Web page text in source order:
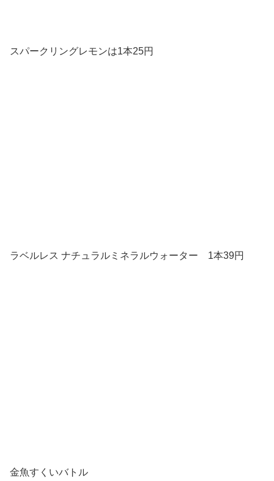
スパークリングレモンは1本25円
ラベルレス ナチュラルミネラルウォーター 1本39円
金魚すくいバトル